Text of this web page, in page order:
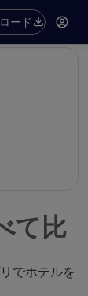
ード
て比
でホテルを